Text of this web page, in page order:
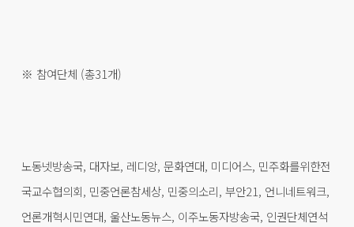
※ 참여단체 (총31개)
노동넷방송국, 대자보, 레디앙, 문화연대, 미디어스, 민주화를위한전
국교수협의회, 민중언론참세상, 민중의소리, 부안21, 언니네트워크,
언론개혁시민연대, 울산노동뉴스, 이주노동자방송국, 인권단체연석